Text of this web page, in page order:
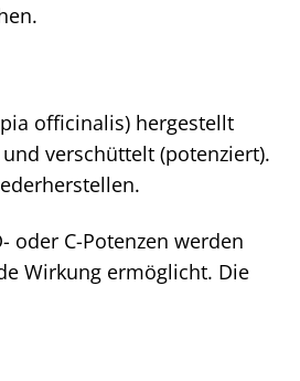
officinalis) hergestellt
verschüttelt (potenziert).
oder C-Potenzen werden
Wirkung ermöglicht. Die